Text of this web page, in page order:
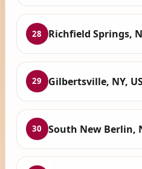
28 Richfield Springs,
29 Gilbertsville, NY,
30 South New Berlin,